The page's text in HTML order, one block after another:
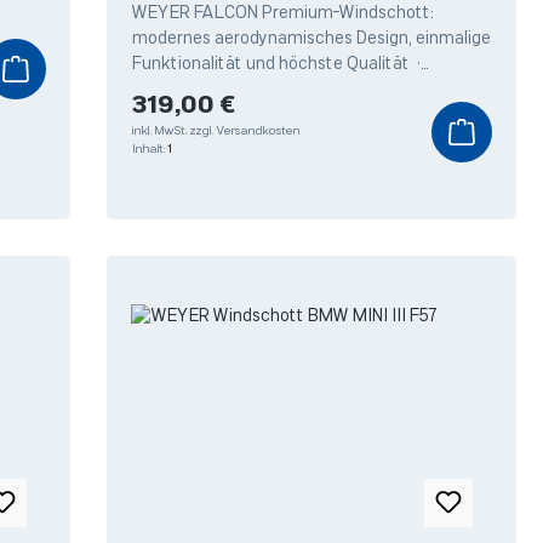
WEYER FALCON Premium-Windschott:
modernes aerodynamisches Design, einmalige
Funktionalität und höchste Qualität •
Regulärer Preis:
319,00 €
inkl. MwSt. zzgl. Versandkosten
Inhalt:1